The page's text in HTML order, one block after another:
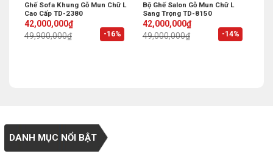
-16%
Ghế Sofa Khung Gỗ Mun Chữ L
Cao Cấp TD-2380
49,900,000₫
Original
price
was:
42,000,000₫
Current
price
is:
-14%
Bộ Ghế Salon Gỗ Mun Chữ L
Sang Trọng TD-8150
49,000,000₫
Original
price
was:
42,000,000₫
Current
price
is:
DANH MỤC NỔI BẬT